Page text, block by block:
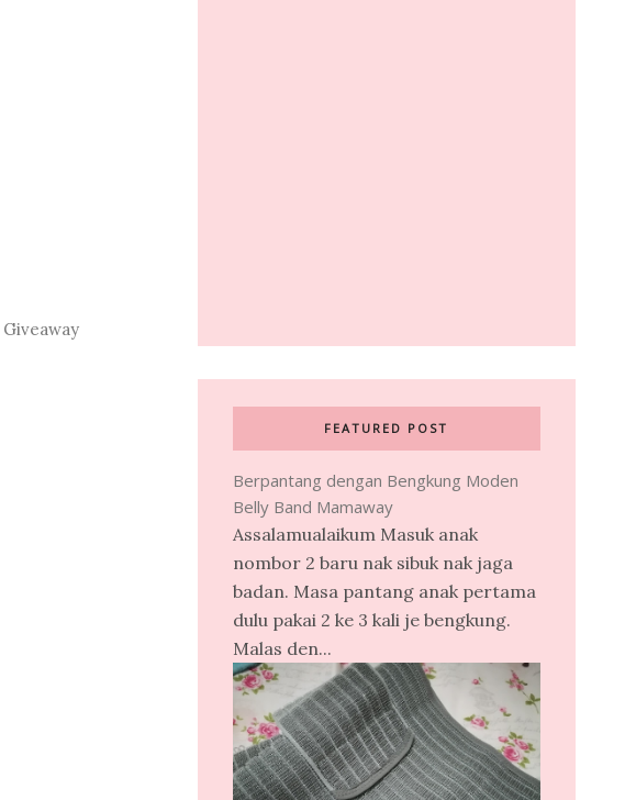
Giveaway
FEATURED POST
Berpantang dengan Bengkung Moden
Belly Band Mamaway
Assalamualaikum Masuk anak
nombor 2 baru nak sibuk nak jaga
badan. Masa pantang anak pertama
dulu pakai 2 ke 3 kali je bengkung.
Malas den...